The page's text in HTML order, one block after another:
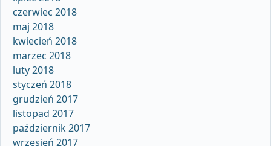
czerwiec 2018
maj 2018
kwiecień 2018
marzec 2018
luty 2018
styczeń 2018
grudzień 2017
listopad 2017
październik 2017
wrzesień 2017